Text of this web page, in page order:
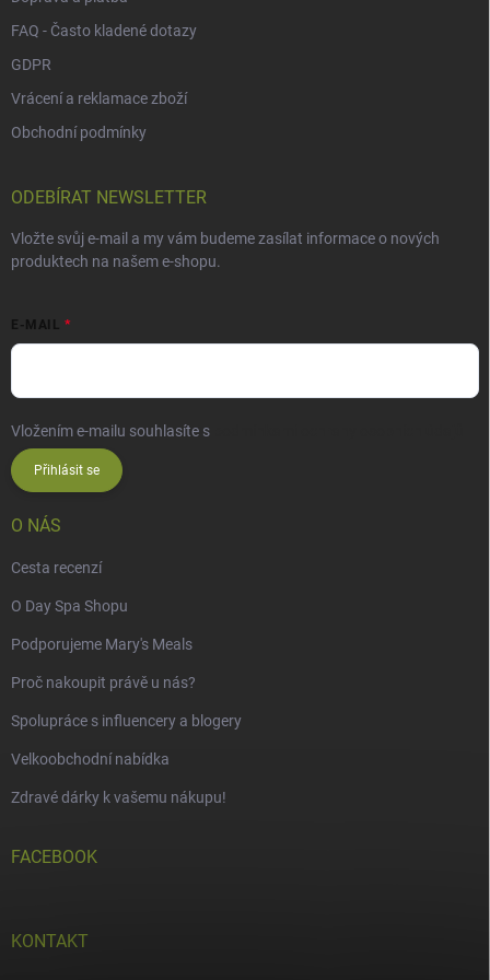
FAQ - Často kladené dotazy
GDPR
Vrácení a reklamace zboží
Obchodní podmínky
ODEBÍRAT NEWSLETTER
Vložte svůj e-mail a my vám budeme zasílat informace o nových
produktech na našem e-shopu.
E-MAIL
Vložením e-mailu souhlasíte s
Přihlásit se
O NÁS
Cesta recenzí
O Day Spa Shopu
Podporujeme Mary's Meals
Proč nakoupit právě u nás?
Spolupráce s influencery a blogery
Velkoobchodní nabídka
Zdravé dárky k vašemu nákupu!
FACEBOOK
KONTAKT